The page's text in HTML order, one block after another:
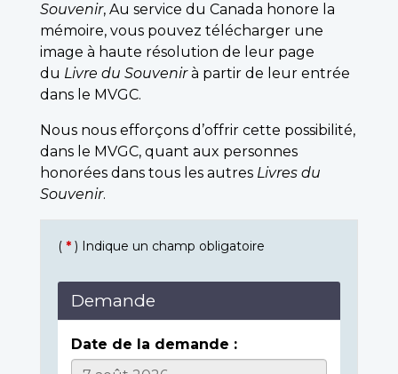
Souvenir, Au service du Canada honore la
mémoire, vous pouvez télécharger une
image à haute résolution de leur page
du Livre du Souvenirà partir de leur entrée
dans le MVGC.
Nous nous efforçons d’offrir cette possibilité,
dans le MVGC, quant aux personnes
honorées dans tous les autres Livres du
Souvenir.
( * ) Indique un champ obligatoire
Demande
Date de la demande :